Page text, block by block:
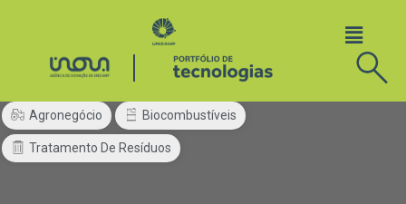
Agronegócio Biocombustíveis
Tratamento De Resíduos